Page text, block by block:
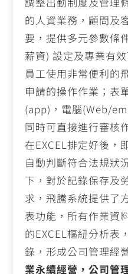
的人資業務，顧問及
要，提供多元參數條
薪資) 設定及專業有
員工使用非常便利的
申請的操作作業；表
(app) ，電腦(Web/
同時可直接進行審核
在EXCEL排定好後，
自動判斷符合法規狀
下，對於記錄保存及
求，飛騰系統提供了
表功能，所有作業資
的EXCEL樞紐分析表
錄，形成公司管理經
業永續經營，公司管